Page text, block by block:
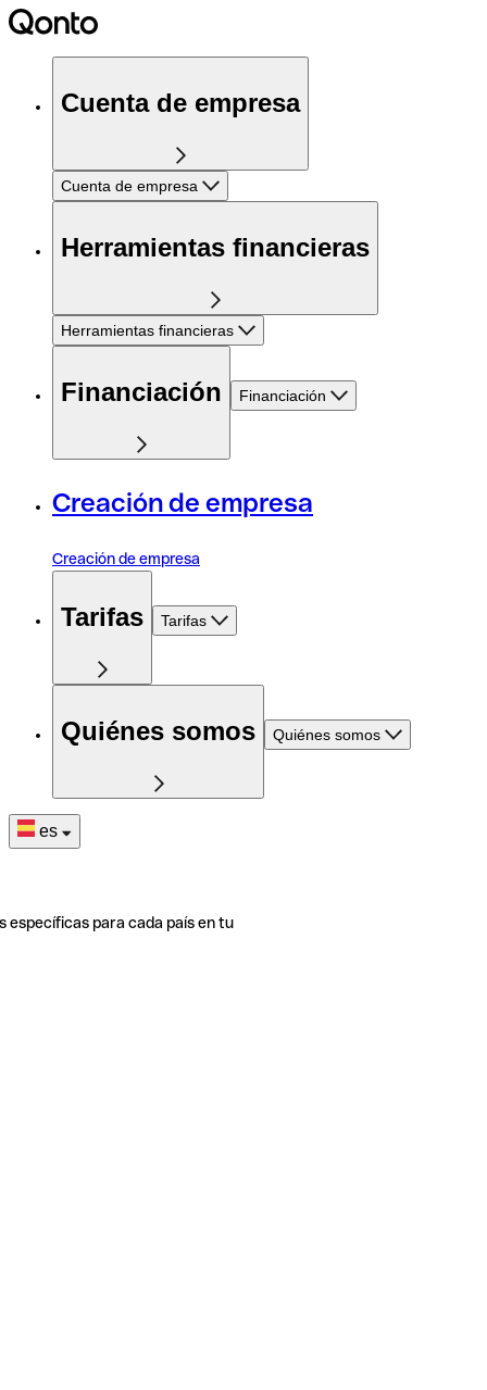
Cuenta de empresa
Cuenta de empresa
Herramientas financieras
Herramientas financieras
Financiación Financiación
Creación de empresa
Creación de empresa
Tarifas Tarifas
Quiénes somos Quiénes somos
es
específicas para cada país en tu